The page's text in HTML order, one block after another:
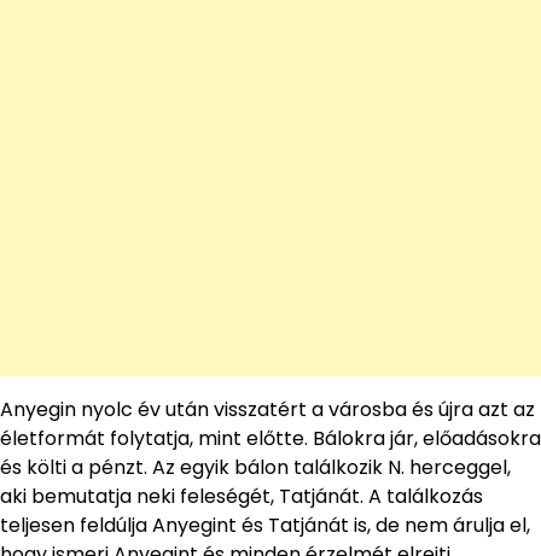
Anyegin nyolc év után visszatért a városba és újra azt az
életformát folytatja, mint előtte. Bálokra jár, előadásokra
és költi a pénzt. Az egyik bálon találkozik N. herceggel,
aki bemutatja neki feleségét, Tatjánát. A találkozás
teljesen feldúlja Anyegint és Tatjánát is, de nem árulja el,